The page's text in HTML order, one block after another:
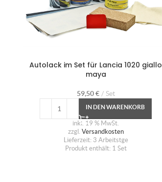
Autolack im Set für Lancia 1020 giallo
maya
59,50€ Set
IN DEN WARENKORB
inkl. 19 % MwSt.
zzgl. Versandkosten
Lieferzeit: 3 Arbeitstge
Produkt enthält: 1 Set